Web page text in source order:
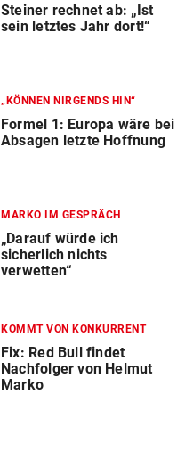
Steiner rechnet ab: „Ist
sein letztes Jahr dort!“
„KÖNNEN NIRGENDS HIN“
Formel 1: Europa wäre bei
Absagen letzte Hoffnung
MARKO IM GESPRÄCH
„Darauf würde ich
sicherlich nichts
verwetten“
KOMMT VON KONKURRENT
Fix: Red Bull findet
Nachfolger von Helmut
Marko